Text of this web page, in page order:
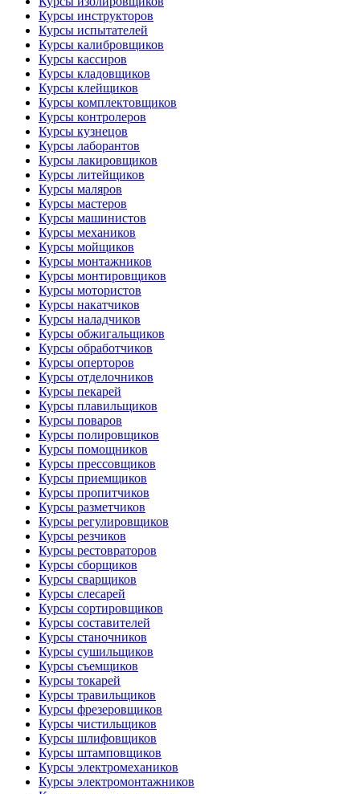
Курсы инструкторов
Курсы испытателей
Курсы калибровщиков
Курсы кассиров
Курсы кладовщиков
Курсы клейщиков
Курсы комплектовщиков
Курсы контролеров
Курсы кузнецов
Курсы лаборантов
Курсы лакировщиков
Курсы литейщиков
Курсы маляров
Курсы мастеров
Курсы машинистов
Курсы механиков
Курсы мойщиков
Курсы монтажников
Курсы монтировщиков
Курсы мотористов
Курсы накатчиков
Курсы наладчиков
Курсы обжигальщиков
Курсы обработчиков
Курсы оперторов
Курсы отделочников
Курсы пекарей
Курсы плавильщиков
Курсы поваров
Курсы полировщиков
Курсы помощников
Курсы прессовщиков
Курсы приемщиков
Курсы пропитчиков
Курсы разметчиков
Курсы регулировщиков
Курсы резчиков
Курсы рестовраторов
Курсы сборщиков
Курсы сварщиков
Курсы слесарей
Курсы сортировщиков
Курсы составителей
Курсы станочников
Курсы сушильщиков
Курсы съемщиков
Курсы токарей
Курсы травильщиков
Курсы фрезеровщиков
Курсы чистильщиков
Курсы шлифовщиков
Курсы штамповщиков
Курсы электромехаников
Курсы электромонтажников